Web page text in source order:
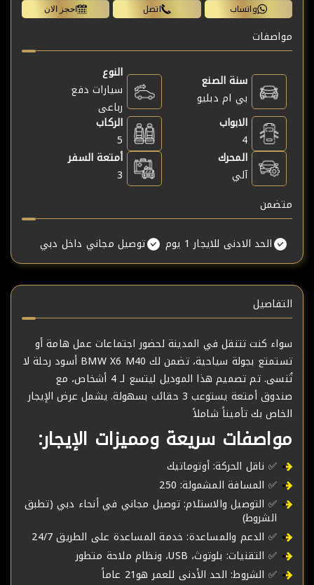
واتساب اتصل احجز الان
مواصفات
سنة الصنع
بي ام دبليو
النوع
سيارات دفع
رباعى
الابواب
4
الركاب
5
المحرك
آلي
أمتعة السفر
3
متضمن
الحد الادنى للايجار 1 يوم توصيل مجاني داخل دبي
التفاصيل
سواء كنت تتنقل في المدينة لحضور اجتماعات عمل هامة أو
تستمتع بجولة سياحية، تضمن لك BMW X6 M40 أسود رحلة لا
تُنسى. تم تصميم هذا الموديل ليتسع لـ 4 أشخاص، مع
صندوق أمتعة يستوعب 3 حقائب بسهولة. يشمل عرض الإيجار
الخاص بك تأميناً شاملاً
مواصفات سريعة ومميزات الإيجار:
✅ ناقل الحركة: أوتوماتيك
✅ المسافة المشمولة: 250
✅ التوصيل والاستلام: توصيل مجاني في أنحاء دبي (تطبق
الشروط)
✅ الدعم والمساعدة: خدمة المساعدة على الطريق 24/7
✅ التقنيات: بلوتوث، USB، ونظام ملاحة متطور
✅ الشروط: الحد الأدنى للعمر هو21 عاماً